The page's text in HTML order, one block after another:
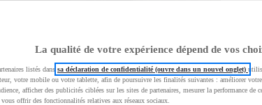
La qualité de votre expérience dépend de vos
listés dans sa déclaration de confidentialité (ouvre dans un nouvel onglet)
votre mobile ou votre tablette, afin de poursuivre les finalités suivantes : améliorer
afficher des publicités ciblées sur les sites de partenaires, mesurer la performance de
offrir des fonctionnalités relatives aux réseaux sociaux.